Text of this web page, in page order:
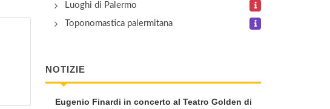
Luoghi di Palermo
Toponomastica palermitana
NOTIZIE
Eugenio Finardi in concerto al Teatro Golden di